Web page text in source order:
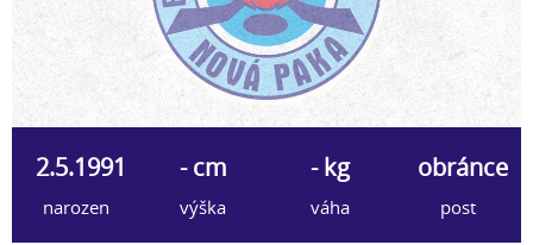
2.5.1991
narozen
- cm
výška
- kg
váha
obránce
post